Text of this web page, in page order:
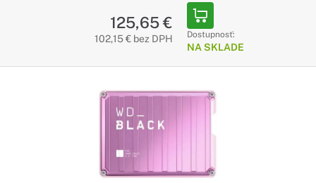
125,65 €
102,15 € bez DPH Dostupnosť:
NA SKLADE